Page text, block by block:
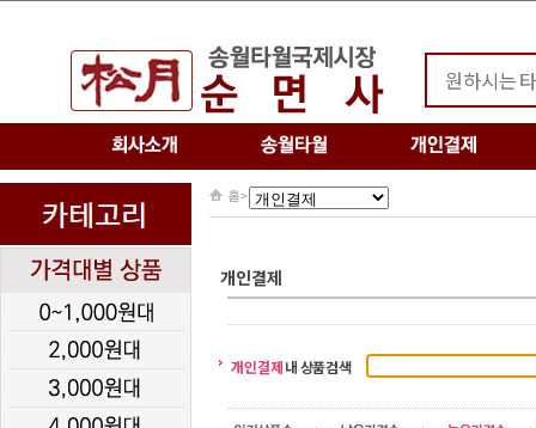
홈>
개인결제
개인결제내 상품검색